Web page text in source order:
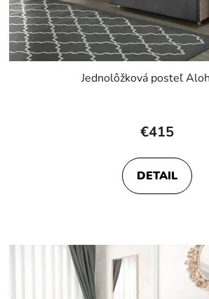
Jednolôžková posteľ
€415
DETAIL